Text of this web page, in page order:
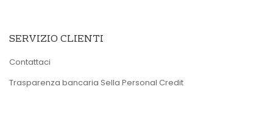
SERVIZIO CLIENTI
Contattaci
Trasparenza bancaria Sella Personal Credit